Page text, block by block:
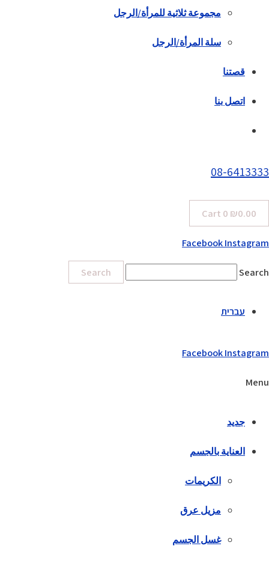
مجموعة ثلاثية للمرأة/الرجل
سلة المرأة/الرجل
قصتنا
اتصل بنا
08-6413333
₪0.00
0
Cart
FacebookInstagram
Search
Search
עברית
FacebookInstagram
Menu
جديد
العناية بالجسم
الكريمات
مزيل عرق
غسل الجسم